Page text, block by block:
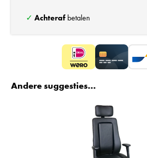
✓Achterafbetalen
Andere suggesties…